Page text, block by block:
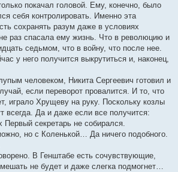
покачал головой. Ему, конечно, было
себя контролировать. Именно эта
сохранять разум даже в условиях
раз спасала ему жизнь. Что в революцию и
седьмом, что в войну, что после нее.
у него получится выкрутиться и, наконец,
человеком, Никита Сергеевич готовил и
если переворот провалится. И то, что
играло Хрущеву на руку. Поскольку козлы
всегда. Да и даже если все получится:
Первый секретарь не собирался.
но с Коленькой… Да ничего подобного.
В Генштабе есть сочувствующие,
не будет и даже слегка подмогнет…